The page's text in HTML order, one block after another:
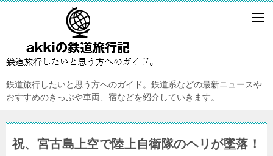
鉄道旅行したいと思う方へのガイド。鉄道系などの最新ニュースや
おすすめのきっぷや車両、宿などを紹介していきます。
祝、宮古島上空で陸上自衛隊のヘリが墜落！